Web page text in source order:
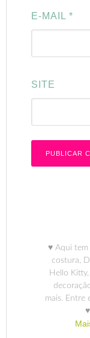
E-MAIL*
SITE
♥ Aqui tem
costura,
Hello
mais. Entre
♥